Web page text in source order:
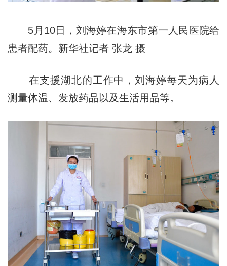
5月10日，刘海婷在海东市第一人民医院给
患者配药。新华社记者 张龙 摄
在支援湖北的工作中，刘海婷每天为病人
测量体温、发放药品以及生活用品等。